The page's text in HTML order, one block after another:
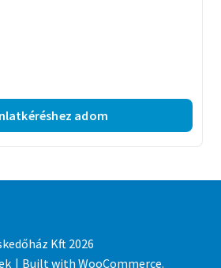
adom
Kft 2026
Built with WooCommerce.